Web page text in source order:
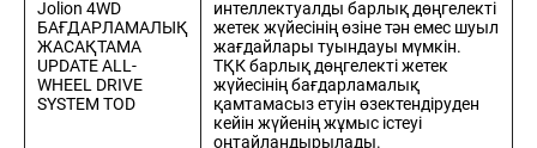
Jolion 4WD
БАҒДАРЛАМАЛЫҚ
ЖАСАҚТАМА
UPDATE ALL-
WHEEL DRIVE
SYSTEM TOD
интеллектуалды барлық дөңгелекті
жетек жүйесінің өзіне тән емес шуыл
жағдайлары туындауы мүмкін.
ТҚК барлық дөңгелекті жетек
жүйесінің бағдарламалық
қамтамасыз етуін өзектендіруден
кейін жүйенің жұмыс істеуі
оңтайландырылады.